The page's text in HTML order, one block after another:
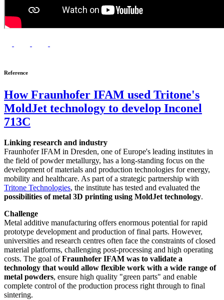
Reference
How Fraunhofer IFAM used Tritone's
MoldJet technology to develop Inconel
713C
Linking research and industry
Fraunhofer IFAM in Dresden, one of Europe's leading institutes in
the field of powder metallurgy, has a long-standing focus on the
development of materials and production technologies for energy,
mobility and healthcare. As part of a strategic partnership with
Tritone Technologies, the institute has tested and evaluated the
possibilities of metal 3D printing using MoldJet technology.
Challenge
Metal additive manufacturing offers enormous potential for rapid
prototype development and production of final parts. However,
universities and research centres often face the constraints of closed
material platforms, challenging post-processing and high operating
costs. The goal ofFraunhofer IFAM was to validate a
technology that would allow flexible work with a wide range of
metal powders, ensure high quality "green parts" and enable
complete control of the production process right through to final
sintering.